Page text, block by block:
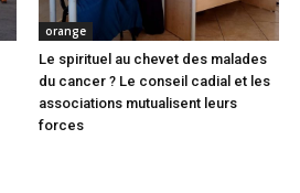
orange
Le spirituel au chevet des malades
du cancer ? Le conseil cadial et les
associations mutualisent leurs
forces